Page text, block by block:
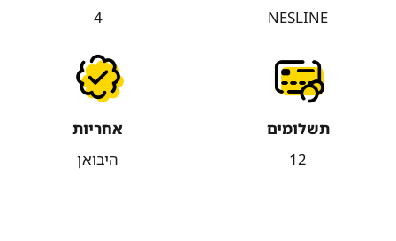
NESLINE
4
תשלומים
12
אחריות
היבואן